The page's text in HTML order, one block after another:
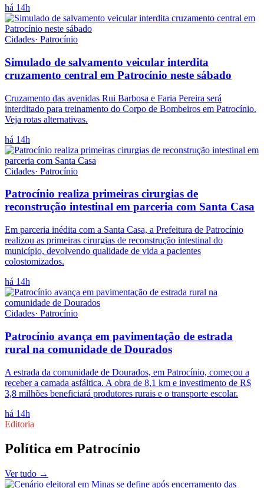
há 14h
Cidades· Patrocínio
Simulado de salvamento veicular interdita
cruzamento central em Patrocínio neste sábado
Cruzamento das avenidas Rui Barbosa e Faria Pereira será
interditado para treinamento do Corpo de Bombeiros em Patrocínio.
Veja rotas alternativas.
há 14h
Cidades· Patrocínio
Patrocínio realiza primeiras cirurgias de
reconstrução intestinal em parceria com Santa Casa
Em parceria inédita com a Santa Casa, a Prefeitura de Patrocínio
realizou as primeiras cirurgias de reconstrução intestinal do
município, devolvendo qualidade de vida a pacientes
colostomizados.
há 14h
Cidades· Patrocínio
Patrocínio avança em pavimentação de estrada
rural na comunidade de Dourados
A estrada da comunidade de Dourados, em Patrocínio, começou a
receber a camada asfáltica. A obra de 8,1 km e investimento de R$
3,8 milhões beneficiará produtores rurais e o transporte escolar.
há 14h
Editoria
Política em Patrocínio
Ver tudo →